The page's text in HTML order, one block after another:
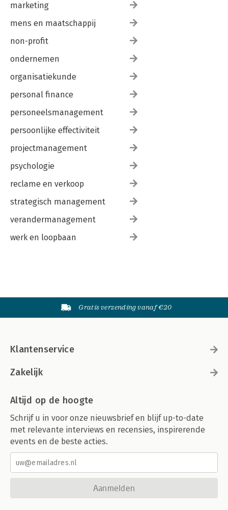
marketing
mens en maatschappij
non-profit
ondernemen
organisatiekunde
personal finance
personeelsmanagement
persoonlijke effectiviteit
projectmanagement
psychologie
reclame en verkoop
strategisch management
verandermanagement
werk en loopbaan
Gratis verzending vanaf €20
Klantenservice
Zakelijk
Altijd op de hoogte
Schrijf u in voor onze nieuwsbrief en blijf up-to-date
met relevante interviews en recensies, inspirerende
events en de beste acties.
Aanmelden